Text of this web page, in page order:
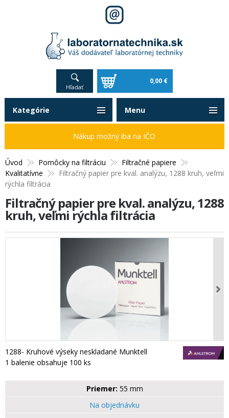
Hľadať
0,00 €
Úvod Pomôcky na filtráciu
Filtračné papiere
Kvalitatívne
Filtračný papier pre kval. analýzu, 1288 kruh, veľmi
rýchla filtrácia
Filtračný papier pre kval. analýzu, 1288
kruh, veľmi rýchla filtrácia
1288- Kruhové výseky neskladané Munktell
1 balenie obsahuje 100 ks
Priemer: 55 mm
Na objednávku
Kategórie
Nákup možný iba na IČO
Menu